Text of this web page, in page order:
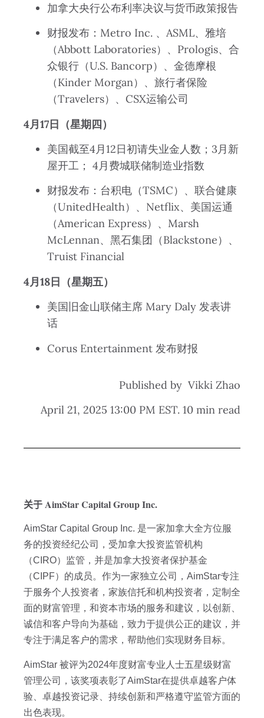
加拿大央行公布利率决议与货币政策报告
财报发布：Metro Inc. 、ASML、雅培
（Abbott Laboratories）、Prologis、合
众银行（U.S. Bancorp）、金德摩根
（Kinder Morgan）、旅行者保险
（Travelers）、CSX运输公司
4月17日（星期四）
美国截至4月12日初请失业金人数；3月新
屋开工； 4月费城联储制造业指数
财报发布：台积电（TSMC）、联合健康
（UnitedHealth）、Netflix、美国运通
（American Express）、Marsh
McLennan、黑石集团（Blackstone）、
Truist Financial
4月18日（星期五）
美国旧金山联储主席 Mary Daly 发表讲
话
Corus Entertainment 发布财报
Published by Vikki Zhao
April 21, 2025 13:00 PM EST. 10 min read
关于 AimStar Capital Group Inc.
AimStar Capital Group Inc. 是一家加拿大全方位服
务的投资经纪公司，受加拿大投资监管机构
（CIRO）监管，并是加拿大投资者保护基金
（CIPF）的成员。作为一家独立公司，AimStar专注
于服务个人投资者，家族信托和机构投资者，定制全
面的财富管理，和资本市场的服务和建议，以创新、
诚信和客户导向为基础，致力于提供公正的建议，并
专注于满足客户的需求，帮助他们实现财务目标。
AimStar 被评为2024年度财富专业人士五星级财富
管理公司，该奖项表彰了AimStar在提供卓越客户体
验、卓越投资记录、持续创新和严格遵守监管方面的
出色表现。